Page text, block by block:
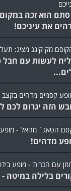
הוא זכה
את עיניכם!
לעשות עם חבל
הזה יגרום לכם
מדהים!
בלילה במיטה